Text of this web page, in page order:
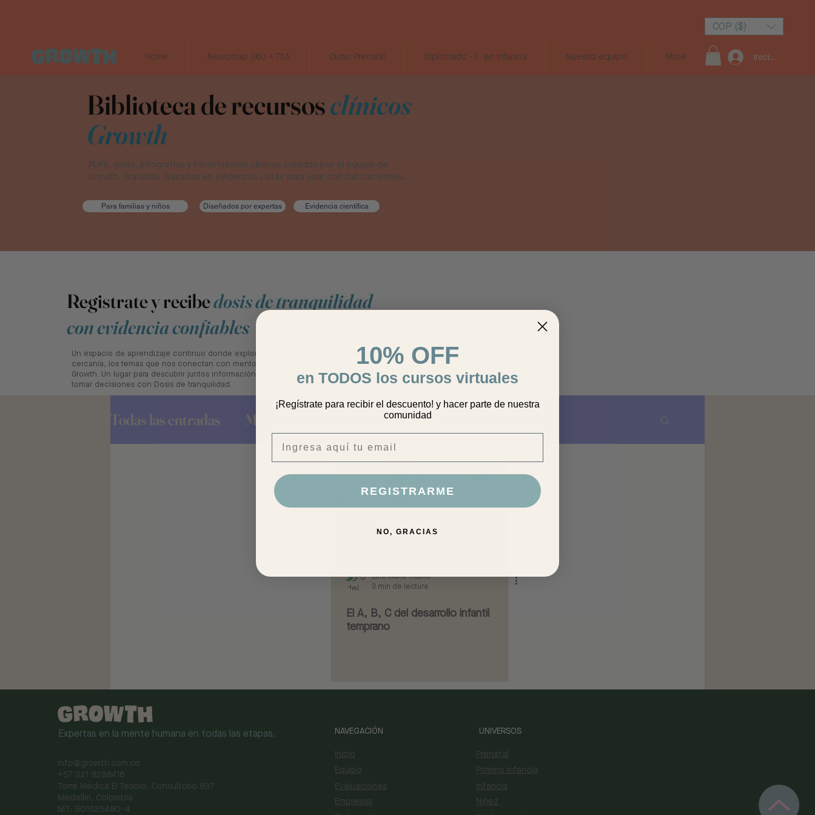
COP ($)
Home Neuromap 360 + TEA Curso Prenatal Diplomado - E. en infancia Nuestro equipo More Iniciar sesión
Biblioteca de recursosclínicos
Growth
PDFs, guías, infografías y herramientas clínicas creadas por el equipo de
Growth. Gratuitas. Basadas en evidencia. Listas para usar con tus pacientes.
Para familias y niños Diseñados por expertas Evidencia científica
Registrate y recibedosis de tranquilidad
con evidencia confiables
Un espacio de aprendizaje continuo donde exploramos, con bases científicas y
cercanía, los temas que nos conectan con mentores líderes y metodología
Growth. Un lugar para descubrir juntos información confiable que nos ayude a
tomar decisiones con Dosis de tranquilidad.
Todas las entradas Metodología Growth Mentores líderes
Lina María Trujillo
3 min de lectura
El A, B, C del desarrollo infantil
temprano
Expertas en la mente humana en todas las etapas.
info@growth.com.co
+57 321 8288416
Torre Médica El Tesoro, Consultorio 937
Medellín, Colombia
NIT: 901525480-4
NAVEGACIÓN
UNIVERSOS
Inicio
Prenatal
Equipo
Primera infancia
Evaluaciónes
Infancia
Empresas
Niñez
10% OFF
en TODOS los cursos virtuales
¡Regístrate para recibir el descuento! y hacer parte de nuestra
comunidad
REGISTRARME
NO, GRACIAS